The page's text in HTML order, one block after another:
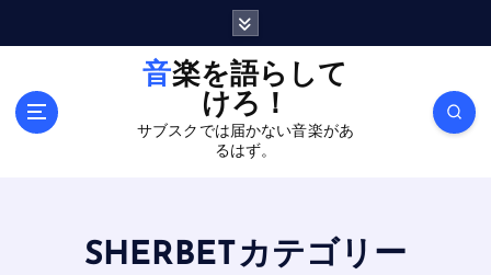
音楽を語らして
けろ！
サブスクでは届かない音楽があ
るはず。
SHERBETカテゴリー